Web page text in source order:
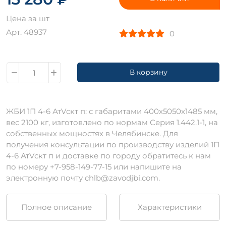
Цена за шт
Арт. 48937
0
В корзину
ЖБИ 1П 4-6 АтVскт п: c габаритами 400х5050х1485 мм,
вес 2100 кг, изготовлено по нормам Серия 1.442.1-1, на
собственных мощностях в Челябинске. Для
получения консультации по производству изделий 1П
4-6 АтVскт п и доставке по городу обратитесь к нам
по номеру +7-958-149-77-15 или напишите на
электронную почту chlb@zavodjbi.com.
Полное описание Характеристики